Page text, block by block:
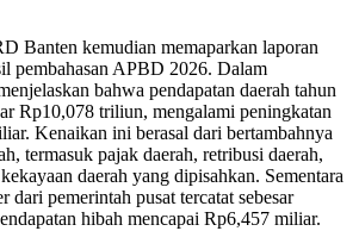
Banten kemudian memaparkan laporan
pembahasan APBD 2026. Dalam
bahwa pendapatan daerah tahun
Rp10,078 triliun, mengalami peningkatan
Kenaikan ini berasal dari bertambahnya
termasuk pajak daerah, retribusi daerah,
daerah yang dipisahkan. Sementara
dari pemerintah pusat tercatat sebesar
hibah mencapai Rp6,457 miliar.